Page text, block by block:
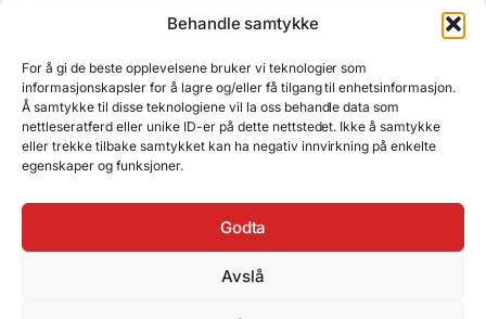
Behandle samtykke
For å gi de beste opplevelsene bruker vi teknologier som
informasjonskapsler for å lagre og/eller få tilgang til enhetsinformasjon.
Å samtykke til disse teknologiene vil la oss behandle data som
nettleseratferd eller unike ID-er på dette nettstedet. Ikke å samtykke
eller trekke tilbake samtykket kan ha negativ innvirkning på enkelte
egenskaper og funksjoner.
Godta
Avslå
Er vår bloggside hvor vi ønsker å dele våre opplevelser og
gi deg råd og tips innen reiser, hotell - og restauranter,
naturopplevelser, personlig pleie, data, film og bøker m.m.
Nyttige Linker
Om oss
Kontakt
Resurser
Personvernerklæring
Opphavsrett